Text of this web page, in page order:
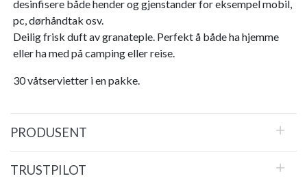
desinfisere både hender og gjenstander for eksempel mobil,
pc, dørhåndtak osv.
Deilig frisk duft av granateple. Perfekt å både ha hjemme
eller ha med på camping eller reise.
30 våtservietter i en pakke.
PRODUSENT
TRUSTPILOT